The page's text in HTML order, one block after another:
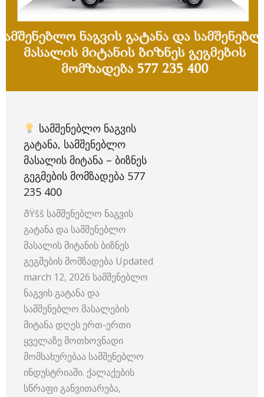
ᲡᲐᲛᲨᲔᲜᲔᲑᲚᲝ ᲜᲐᲒᲕᲘᲡ
ᲒᲐᲢᲐᲜᲐ, ᲡᲐᲛᲨᲔᲜᲔᲑᲚᲝ
ᲛᲐᲡᲐᲚᲘᲡ ᲛᲘᲢᲐᲜᲐ – ᲑᲘᲖᲜᲔᲡ
ᲒᲔᲒᲛᲔᲑᲘᲡ ᲛᲝᲛᲖᲐᲓᲔᲑᲐ 577
235 400
ðŸšš სამშენებლო ნაგვის
გატანა და სამშენებლო
მასალის მიტანის ბიზნეს
გეგმების მომზადება Updated
march 12, 2026 სამშენებლო
ნაგვის გატანა და
სამშენებლო მასალების
მიტანა დღეს ერთ-ერთი
ყველაზე მოთხოვნადი
მომსახურებაა სამშენებლო
ინდუსტრიაში. ქალაქების
სწრაფი განვითარება,